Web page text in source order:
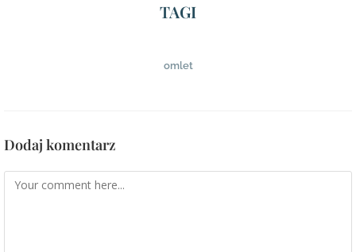
TAGI
omlet
Dodaj komentarz